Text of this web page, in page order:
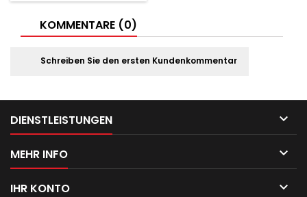
KOMMENTARE (0)
Schreiben Sie den ersten Kundenkommentar
DIENSTLEISTUNGEN 
MEHR INFO 
IHR KONTO 